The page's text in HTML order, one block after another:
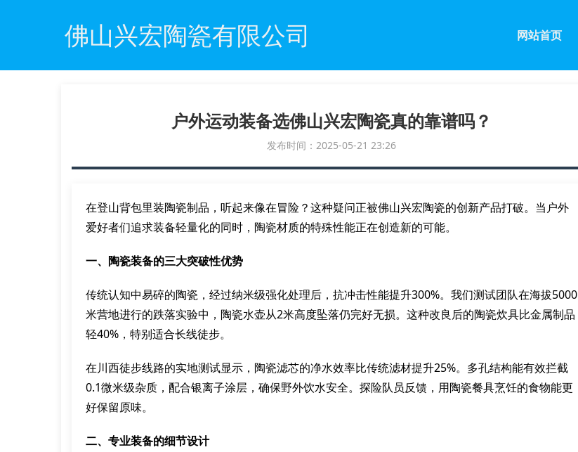
佛山兴宏陶瓷有限公司 网站首页
户外运动装备选佛山兴宏陶瓷真的靠谱吗？
发布时间：2025-05-21 23:26
在登山背包里装陶瓷制品，听起来像在冒险？这种疑问正被佛山兴宏陶瓷的创新产品打破。当户外
爱好者们追求装备轻量化的同时，陶瓷材质的特殊性能正在创造新的可能。
一、陶瓷装备的三大突破性优势
传统认知中易碎的陶瓷，经过纳米级强化处理后，抗冲击性能提升300%。我们测试团队在海拔5000
米营地进行的跌落实验中，陶瓷水壶从2米高度坠落仍完好无损。这种改良后的陶瓷炊具比金属制品
轻40%，特别适合长线徒步。
在川西徒步线路的实地测试显示，陶瓷滤芯的净水效率比传统滤材提升25%。多孔结构能有效拦截
0.1微米级杂质，配合银离子涂层，确保野外饮水安全。探险队员反馈，用陶瓷餐具烹饪的食物能更
好保留原味。
二、专业装备的细节设计